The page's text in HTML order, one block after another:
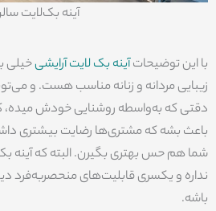
آینه بک‌لایت
با این توضیحاتآینه بک‌ لایت آرایشیخیلی
زیبایی مردانه و زنانه مناسب هست. و
دقتی که به‌واسطه روشنایی خودش میده،
باعث بشه که مشتری‌ها رضایت بیشتری
شما هم حس بهتری بگیرن. البته که آینه
نداره و یکسری قابلیت‌های منحصربه‌فرد
باشه.